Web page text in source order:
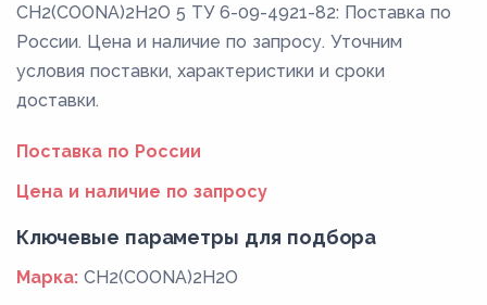
CH2(COONA)2H2O 5 ТУ 6-09-4921-82: Поставка по
России. Цена и наличие по запросу. Уточним
условия поставки, характеристики и сроки
доставки.
Поставка по России
Цена и наличие по запросу
Ключевые параметры для подбора
Марка: CH2(COONA)2H2O